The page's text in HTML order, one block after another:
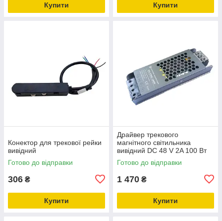
Купити Купити
Конектор для трекової рейки
вивідний
Готово до відправки
306 ₴
Купити
Драйвер трекового
магнітного світильника
вивідний DC 48 V 2A 100 Вт
Готово до відправки
1 470 ₴
Купити